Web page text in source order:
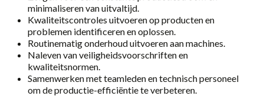
minimaliseren van uitvaltijd.
Kwaliteitscontroles uitvoeren op producten en
problemen identificeren en oplossen.
Routinematig onderhoud uitvoeren aan machines.
Naleven van veiligheidsvoorschriften en
kwaliteitsnormen.
Samenwerken met teamleden en technisch personeel
om de productie-efficiëntie te verbeteren.
40 uur
Full-time
Part-time
Vaste baan, onbepaalde tijd